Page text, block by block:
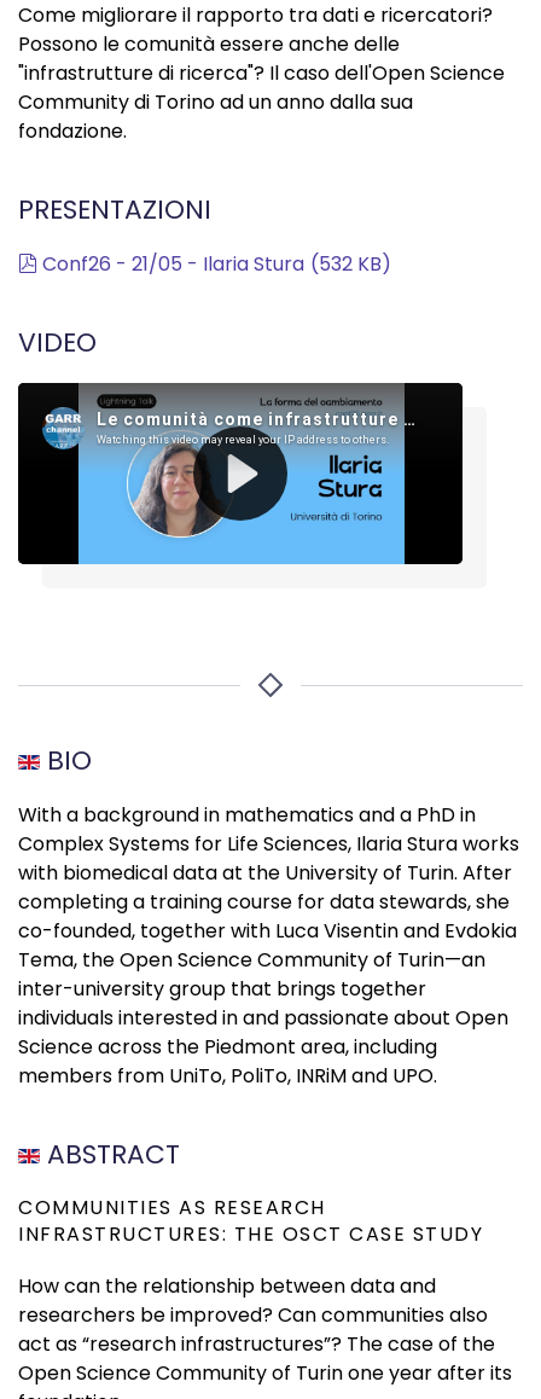
Come migliorare il rapporto tra dati e ricercatori?
Possono le comunità essere anche delle
"infrastrutture di ricerca"? Il caso dell'Open Science
Community di Torino ad un anno dalla sua
fondazione.
PRESENTAZIONI
pdf
Conf26 - 21/05 - Ilaria Stura (532 KB)
VIDEO
BIO
With a background in mathematics and a PhD in
Complex Systems for Life Sciences, Ilaria Stura works
with biomedical data at the University of Turin. After
completing a training course for data stewards, she
co-founded, together with Luca Visentin and Evdokia
Tema, the Open Science Community of Turin—an
inter-university group that brings together
individuals interested in and passionate about Open
Science across the Piedmont area, including
members from UniTo, PoliTo, INRiM and UPO.
ABSTRACT
COMMUNITIES AS RESEARCH
INFRASTRUCTURES: THE OSCT CASE STUDY
How can the relationship between data and
researchers be improved? Can communities also
act as “research infrastructures”? The case of the
Open Science Community of Turin one year after its